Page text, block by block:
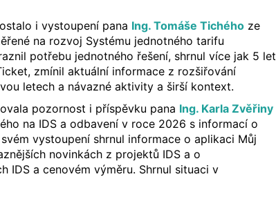
i vystoupení pana Ing. Tomáše Tichého ze
na rozvoj Systému jednotného tarifu
potřebu jednotného řešení, shrnul více jak 5 let
zmínil aktuální informace z rozšiřování
letech a návazné aktivity a širší kontext.
pozornost i příspěvku pana Ing. Karla Zvěřiny
na IDS a odbavení v roce 2026 s informací o
vystoupení shrnul informace o aplikaci Můj
novinkách z projektů IDS a o
IDS a cenovém výměru. Shrnul situaci v